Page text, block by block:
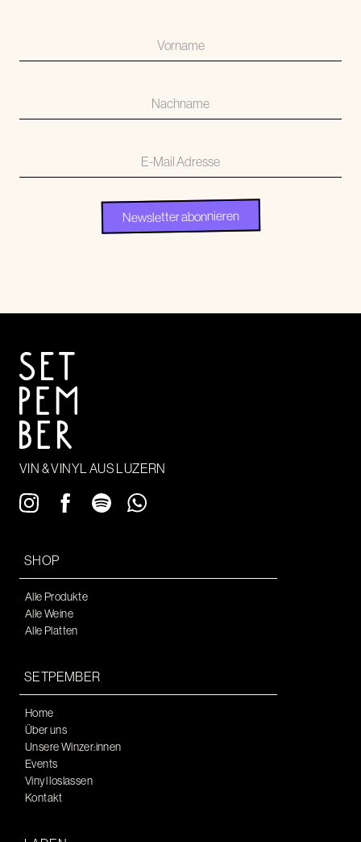
VIN & VINYL AUS LUZERN
SHOP
Alle Produkte
Alle Weine
Alle Platten
SETPEMBER
Home
Über uns
Unsere Winzer:innen
Events
Vinyl loslassen
Kontakt